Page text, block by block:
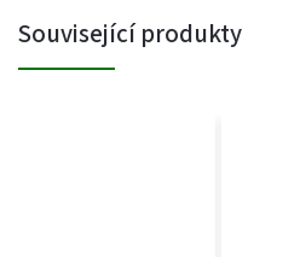
Související produkty